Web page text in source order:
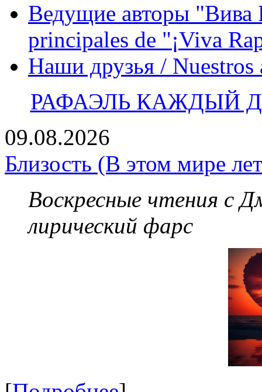
Ведущие авторы "Вива
principales de "¡Viva
Наши друзья / Nuestros
РАФАЭЛЬ КАЖДЫЙ
09.08.2026
Близость (В этом мире
Воскресные чтения с
лирический фарс